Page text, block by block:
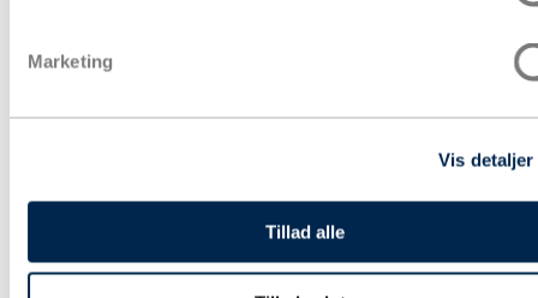
Marketing
Vis detaljer
Tillad alle